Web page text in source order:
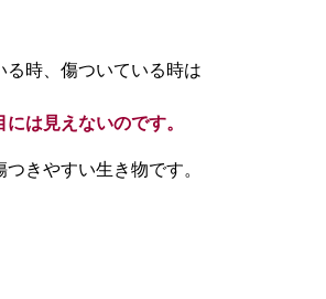
る時、傷ついている時は
は見えないのです。
きやすい生き物です。